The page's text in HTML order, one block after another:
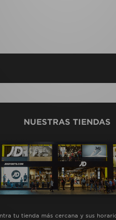
NUESTRAS TIENDAS
tu tienda más cercana y sus